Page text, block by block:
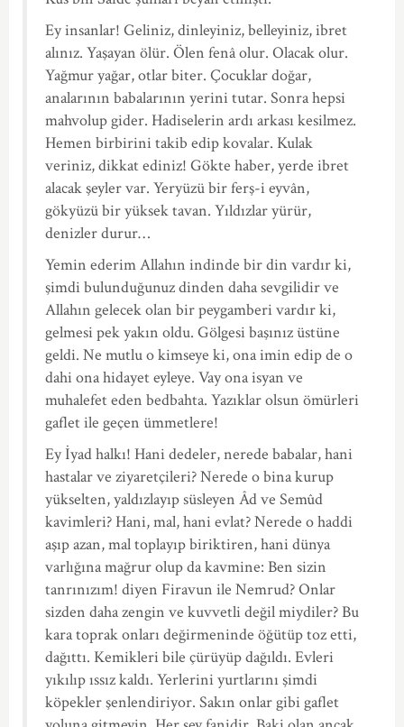
Ey insanlar! Geliniz, dinleyiniz, belleyiniz, ibret
alınız. Yaşayan ölür. Ölen fenâ olur. Olacak olur.
Yağmur yağar, otlar biter. Çocuklar doğar,
analarının babalarının yerini tutar. Sonra hepsi
mahvolup gider. Hadiselerin ardı arkası kesilmez.
Hemen birbirini takib edip kovalar. Kulak
veriniz, dikkat ediniz! Gökte haber, yerde ibret
alacak şeyler var. Yeryüzü bir ferş-i eyvân,
gökyüzü bir yüksek tavan. Yıldızlar yürür,
denizler durur…
Yemin ederim Allahın indinde bir din vardır ki,
şimdi bulunduğunuz dinden daha sevgilidir ve
Allahın gelecek olan bir peygamberi vardır ki,
gelmesi pek yakın oldu. Gölgesi başınız üstüne
geldi. Ne mutlu o kimseye ki, ona imin edip de o
dahi ona hidayet eyleye. Vay ona isyan ve
muhalefet eden bedbahta. Yazıklar olsun ömürleri
gaflet ile geçen ümmetlere!
Ey İyad halkı! Hani dedeler, nerede babalar, hani
hastalar ve ziyaretçileri? Nerede o bina kurup
yükselten, yaldızlayıp süsleyen Âd ve Semûd
kavimleri? Hani, mal, hani evlat? Nerede o haddi
aşıp azan, mal toplayıp biriktiren, hani dünya
varlığına mağrur olup da kavmine: Ben sizin
tanrınızım! diyen Firavun ile Nemrud? Onlar
sizden daha zengin ve kuvvetli değil miydiler? Bu
kara toprak onları değirmeninde öğütüp toz etti,
dağıttı. Kemikleri bile çürüyüp dağıldı. Evleri
yıkılıp ıssız kaldı. Yerlerini yurtlarını şimdi
köpekler şenlendiriyor. Sakın onlar gibi gaflet